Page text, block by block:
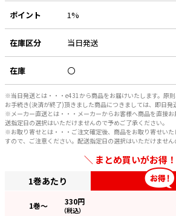
ポイント 1%
在庫区分 当日発送
在庫 〇
※当日発送とは・・・e431から商品をお届けいたします。原
お手続き(決済が終了)頂きました商品につきましては、即日発
※メーカー直送とは・・・メーカーからお客様へ商品を直接
送指定日の選択はいただけませんので予めご了承ください。
※お取り寄せとは・・・ご注文確定後、商品をお取り寄せい
すので、ご注意ください。配送指定日の選択はいただけません
まとめ買いがお得！
1巻あたり
1巻～ 330円
（税込）